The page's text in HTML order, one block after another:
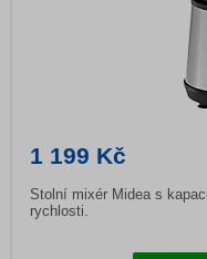
1 199 Kč
Stolní mixér Midea s
rychlosti.